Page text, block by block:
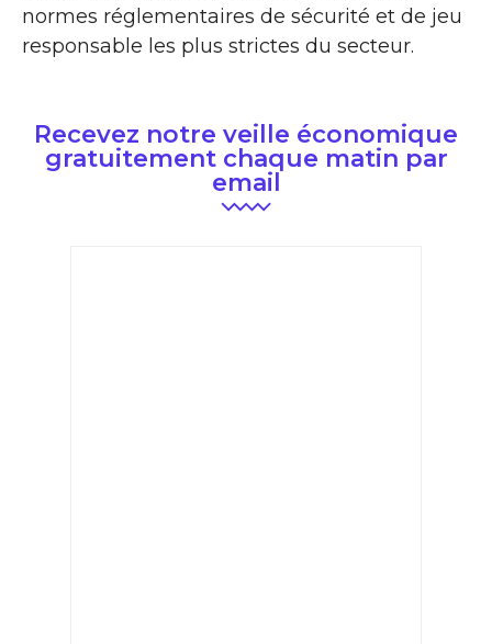
normes réglementaires de sécurité et de jeu
responsable les plus strictes du secteur.
Recevez notre veille économique
gratuitement chaque matin par
email